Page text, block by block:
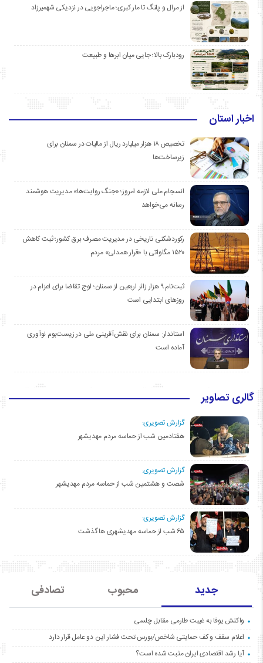
از مرال و پلنگ تا مار کبری؛ ماجراجویی در نزدیکی شهمیرزاد
رودبارک بالا؛ جایی میان ابرها و طبیعت
اخبار استان
تخصیص ۱۸ هزار میلیارد ریال از مالیات در سمنان برای
زیرساخت‌ها
انسجام ملی لازمه امروز؛ «جنگ روایت‌ها» مدیریت هوشمند
رسانه می‌خواهد
رکوردشکنی تاریخی در مدیریت مصرف برق کشور؛ ثبت کاهش
۱۵۲۰ مگاواتی با «قرار همدلی» مردم
ثبت‌نام ۹ هزار زائر اربعین از سمنان؛ اوج تقاضا برای اعزام در
روزهای ابتدایی است
استاندار: سمنان برای نقش‌آفرینی ملی در زیست‌بوم نوآوری
آماده است
گالری تصاویر
گزارش تصویری:
هفتادمین شب از حماسه مردم مهدیشهر
گزارش تصویری:
شصت و هشتمین شب از حماسه مردم مهدیشهر
گزارش تصویری:
۶۵ شب از حماسه مهدیشهری ها گذشت
جدید محبوب تصادفی
واکنش یوفا به غیبت طارمی مقابل چلسی
اعلام سقف و کف حمایتی شاخص/بورس تحت فشار این دو عامل قرار دارد
آیا رشد اقتصادی ایران مثبت شده است؟